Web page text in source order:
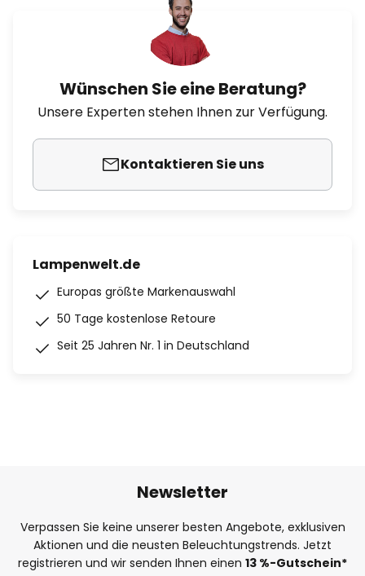
Wünschen Sie eine Beratung?
Unsere Experten stehen Ihnen zur Verfügung.
Kontaktieren Sie uns
Lampenwelt.de
Europas größte Markenauswahl
50 Tage kostenlose Retoure
Seit 25 Jahren Nr. 1 in Deutschland
Newsletter
Verpassen Sie keine unserer besten Angebote, exklusiven
Aktionen und die neusten Beleuchtungstrends. Jetzt
registrieren und wir senden Ihnen einen 13 %-Gutschein*